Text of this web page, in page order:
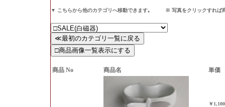
▼ こちらから他のカテゴリへ移動できます｡ ※ 写真をクリックすれば商
商品 No 商品名 単価
￥